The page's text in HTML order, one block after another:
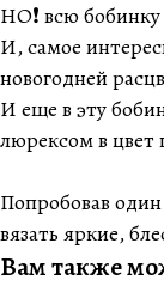
НО❗️ всю
И, самое
новогодней
И еще в эту
люрексом в цвет
Попробовав
вязать яркие,
Вам также